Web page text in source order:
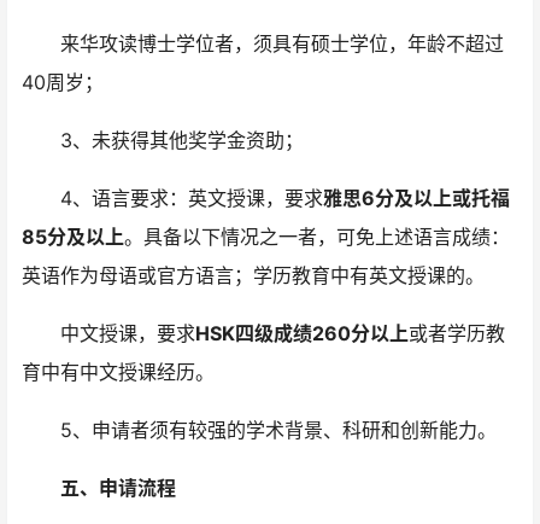
来华攻读博士学位者，须具有硕士学位，年龄不超过
40周岁；
3、未获得其他奖学金资助；
4、语言要求：英文授课，要求雅思6分及以上或托福
85分及以上。具备以下情况之一者，可免上述语言成绩：
英语作为母语或官方语言；学历教育中有英文授课的。
中文授课，要求HSK四级成绩260分以上或者学历教
育中有中文授课经历。
5、申请者须有较强的学术背景、科研和创新能力。
五、申请流程